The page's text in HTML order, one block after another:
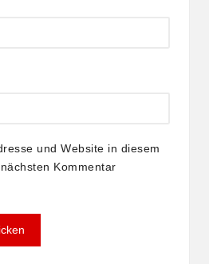
und Website in diesem
Kommentar